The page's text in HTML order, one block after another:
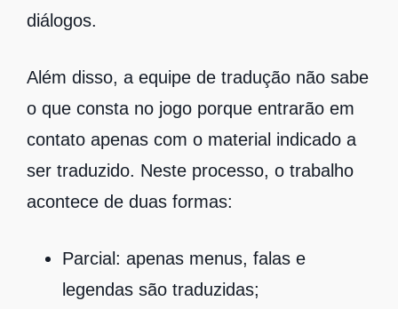
diálogos.
Além disso, a equipe de tradução não sabe
o que consta no jogo porque entrarão em
contato apenas com o material indicado a
ser traduzido. Neste processo, o trabalho
acontece de duas formas:
Parcial: apenas menus, falas e
legendas são traduzidas;